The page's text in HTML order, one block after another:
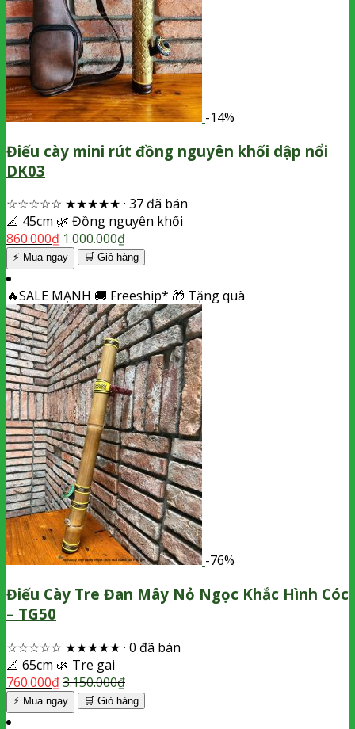
-14%
Điếu cày mini rút đồng nguyên khối dập nổi
DK03
☆☆☆☆☆ ★★★★★ · 37 đã bán
📐 45cm 🌿 Đồng nguyên khối
860.000₫1.000.000₫
⚡ Mua ngay 🛒 Giỏ hàng
🔥SALE MẠNH 🚚 Freeship* 🎁 Tặng quà
-76%
Điếu Cày Tre Đan Mây Nỏ Ngọc Khắc Hình Cóc
– TG50
☆☆☆☆☆ ★★★★★ · 0 đã bán
📐 65cm 🌿 Tre gai
760.000₫3.150.000₫
⚡ Mua ngay 🛒 Giỏ hàng